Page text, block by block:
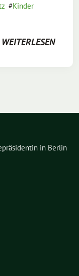
Kinder
WEITERLESEN
in Berlin